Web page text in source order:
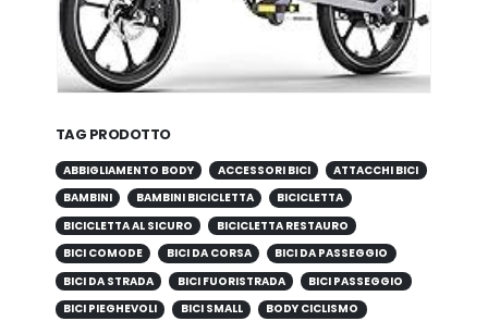
TAG PRODOTTO
ABBIGLIAMENTO BODY ACCESSORI BICI
ATTACCHI BICI
BAMBINI
BAMBINI BICICLETTA
BICICLETTA
BICICLETTA AL SICURO
BICICLETTA RESTAURO
BICI COMODE
BICI DA CORSA
BICI DA PASSEGGIO
BICI DA STRADA
BICI FUORISTRADA
BICI PASSEGGIO
BICI PIEGHEVOLI
BICI SMALL
BODY CICLISMO